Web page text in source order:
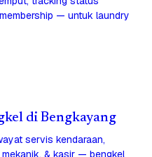
— untuk laundry
di Bengkayang
servis kendaraan,
& kasir — bengkel